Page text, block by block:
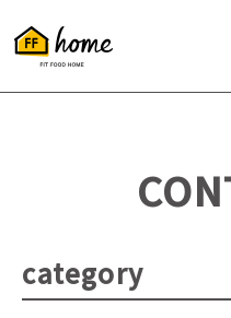
category